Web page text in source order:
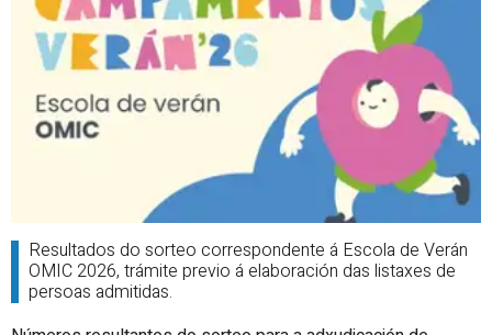
Resultados do sorteo correspondente á Escola de Verán
OMIC 2026, trámite previo á elaboración das listaxes de
persoas admitidas.